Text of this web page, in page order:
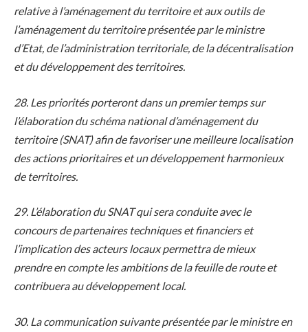
relative à l’aménagement du territoire et aux outils de
l’aménagement du territoire présentée par le ministre
d’Etat, de l’administration territoriale, de la décentralisation
et du développement des territoires.
28. Les priorités porteront dans un premier temps sur
l’élaboration du schéma national d’aménagement du
territoire (SNAT) afin de favoriser une meilleure localisation
des actions prioritaires et un développement harmonieux
de territoires.
29. L’élaboration du SNAT qui sera conduite avec le
concours de partenaires techniques et financiers et
l’implication des acteurs locaux permettra de mieux
prendre en compte les ambitions de la feuille de route et
contribuera au développement local.
30. La communication suivante présentée par le ministre en